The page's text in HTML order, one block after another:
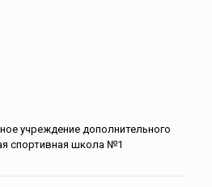
учреждение дополнительного
спортивная школа №1